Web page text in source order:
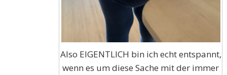
Also EIGENTLICH bin ich echt entspannt,
wenn es um diese Sache mit der immer